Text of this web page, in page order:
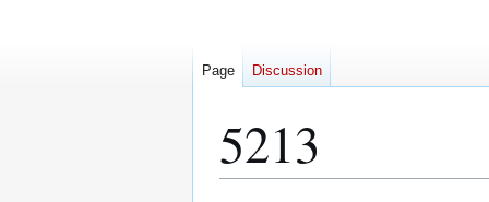
5213
Page Discussion